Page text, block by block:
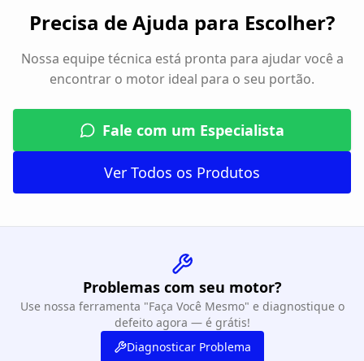
Precisa de Ajuda para Escolher?
Nossa equipe técnica está pronta para ajudar você a
encontrar o motor ideal para o seu portão.
Fale com um Especialista
Ver Todos os Produtos
Problemas com seu motor?
Use nossa ferramenta "Faça Você Mesmo" e diagnostique o
defeito agora — é grátis!
Diagnosticar Problema